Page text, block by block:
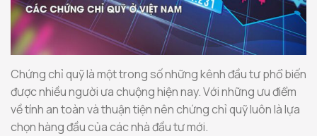
Chứng chỉ quỹ là một trong số những kênh đầu tư phổ biến
được nhiều người ưa chuộng hiện nay. Với những ưu điểm
về tính an toàn và thuận tiện nên chứng chỉ quỹ luôn là lựa
chọn hàng đầu của các nhà đầu tư mới.